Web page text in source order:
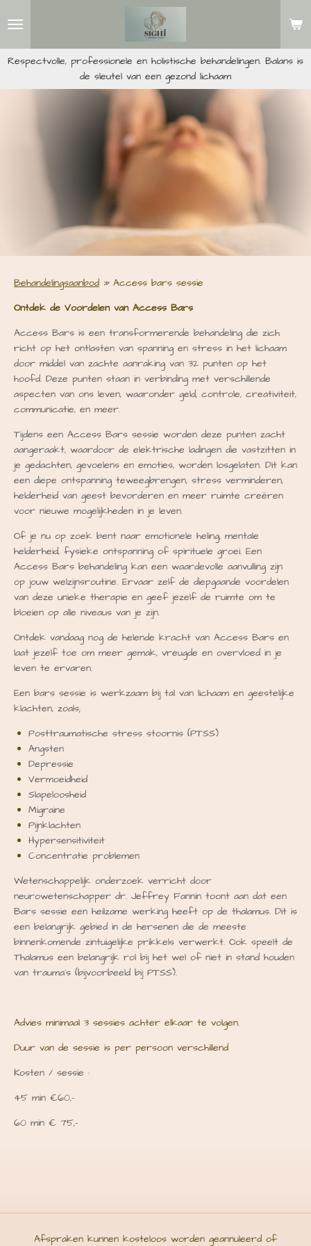
direct
de
Respectvolle, professionele en holistische behandelingen. Balans is
de sleutel van een gezond lichaam
Behandelingsaanbod » Access bars sessie
Ontdek de Voordelen van Access Bars
Access Bars is een transformerende behandeling die zich
richt op het ontlasten van spanning en stress in het lichaam
door middel van zachte aanraking van 32 punten op het
hoofd. Deze punten staan in verbinding met verschillende
aspecten van ons leven, waaronder geld, controle, creativiteit,
communicatie, en meer.
Tijdens een Access Bars sessie worden deze punten zacht
aangeraakt, waardoor de elektrische ladingen die vastzitten in
je gedachten, gevoelens en emoties, worden losgelaten. Dit kan
een diepe ontspanning teweegbrengen, stress verminderen,
helderheid van geest bevorderen en meer ruimte creëren
voor nieuwe mogelijkheden in je leven.
Of je nu op zoek bent naar emotionele heling, mentale
helderheid, fysieke ontspanning of spirituele groei. Een
Access Bars behandeling kan een waardevolle aanvulling zijn
op jouw welzijnsroutine. Ervaar zelf de diepgaande voordelen
van deze unieke therapie en geef jezelf de ruimte om te
bloeien op alle niveaus van je zijn.
Ontdek vandaag nog de helende kracht van Access Bars en
laat jezelf toe om meer gemak, vreugde en overvloed in je
leven te ervaren.
Een bars sessie is werkzaam bij tal van lichaam en geestelijke
klachten, zoals;
Posttraumatische stress stoornis (PTSS)
Angsten
Depressie
Vermoeidheid
Slapeloosheid
Migraine
Pijnklachten
Hypersensitiviteit
Concentratie problemen
Wetenschappelijk onderzoek verricht door
neurowetenschapper dr. Jeffrey Fannin toont aan dat een
Bars sessie een heilzame werking heeft op de thalamus. Dit is
een belangrijk gebied in de hersenen die de meeste
binnenkomende zintuigelijke prikkels verwerkt. Ook speelt de
Thalamus een belangrijk rol bij het wel of niet in stand houden
van trauma's (bijvoorbeeld bij PTSS).
Advies minimaal 3 sessies achter elkaar te volgen.
Duur van de sessie is per persoon verschillend
Kosten / sessie :
45 min €60,-
60 min € 75,-
Afspraken kunnen kosteloos worden geannuleerd of